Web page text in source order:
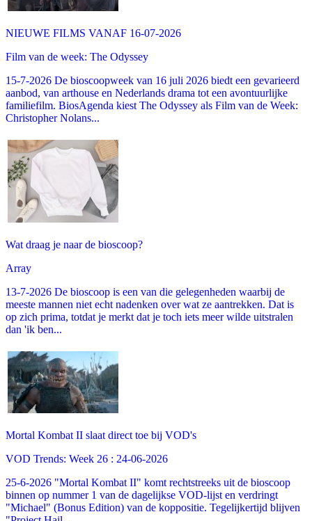
NIEUWE FILMS VANAF 16-07-2026
Film van de week: The Odyssey
15-7-2026 De bioscoopweek van 16 juli 2026 biedt een gevarieerd
aanbod, van arthouse en Nederlands drama tot een avontuurlijke
familiefilm. BiosAgenda kiest The Odyssey als Film van de Week:
Christopher Nolans...
Wat draag je naar de bioscoop?
Array
13-7-2026 De bioscoop is een van die gelegenheden waarbij de
meeste mannen niet echt nadenken over wat ze aantrekken. Dat is
op zich prima, totdat je merkt dat je toch iets meer wilde uitstralen
dan 'ik ben...
Mortal Kombat II slaat direct toe bij VOD's
VOD Trends: Week 26 : 24-06-2026
25-6-2026 "Mortal Kombat II" komt rechtstreeks uit de bioscoop
binnen op nummer 1 van de dagelijkse VOD-lijst en verdringt
"Michael" (Bonus Edition) van de koppositie. Tegelijkertijd blijven